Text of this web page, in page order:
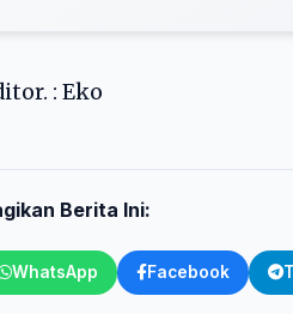
: Eko
Berita Ini:
WhatsApp Facebook